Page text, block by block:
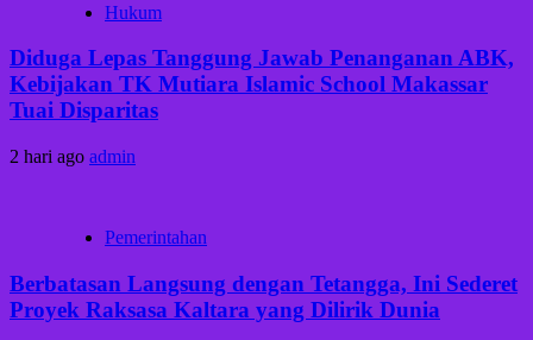
Hukum
Diduga Lepas Tanggung Jawab Penanganan ABK,
Kebijakan TK Mutiara Islamic School Makassar
Tuai Disparitas
2 hari ago admin
Pemerintahan
Berbatasan Langsung dengan Tetangga, Ini Sederet
Proyek Raksasa Kaltara yang Dilirik Dunia